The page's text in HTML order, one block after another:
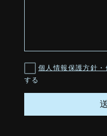
個人情報保護方針
する